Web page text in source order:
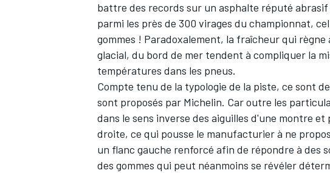
battre des records sur un asphalte réputé
parmi les près de 300 virages du championnat,
gommes ! Paradoxalement, la fraîcheur qui
glacial, du bord de mer tendent à compliquer la
températures dans les pneus.
Compte tenu de la typologie de la piste, ce sont
sont proposés par Michelin. Car outre les
dans le sens inverse des aiguilles d'une montre
droite, ce qui pousse le manufacturier à ne
un flanc gauche renforcé afin de répondre à des
des gommes qui peut néanmoins se révéler